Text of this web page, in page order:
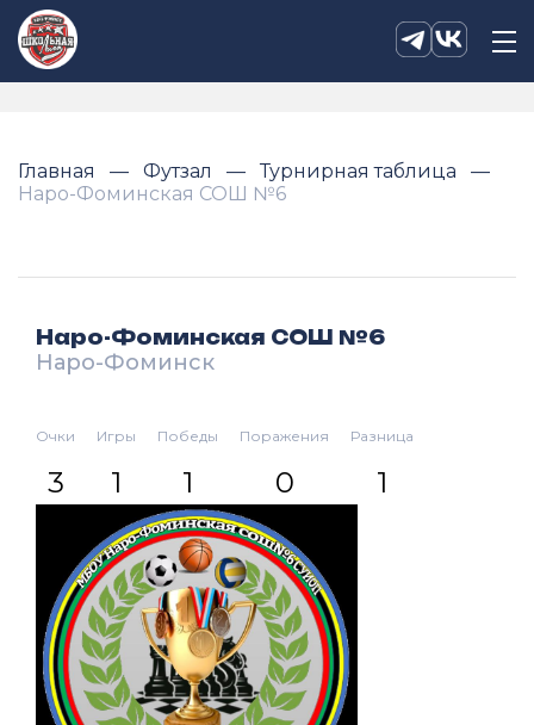
Главная Футзал
Турнирная таблица
Наро-Фоминская СОШ №6
Наро-Фоминская СОШ №6
Наро-Фоминск
Очки
3
Игры
1
Победы
1
Поражения
0
Разница
1